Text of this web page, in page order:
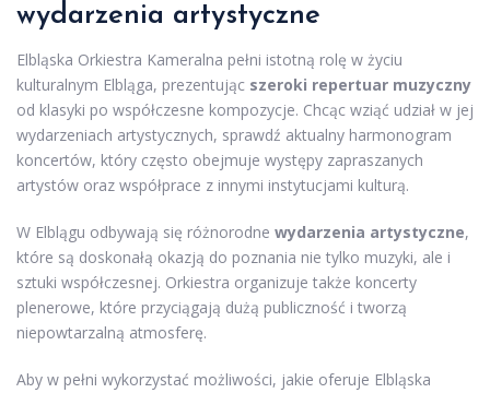
wydarzenia artystyczne
Elbląska Orkiestra Kameralna pełni istotną rolę w życiu
kulturalnym Elbląga, prezentując szeroki repertuar muzyczny
od klasyki po współczesne kompozycje. Chcąc wziąć udział w jej
wydarzeniach artystycznych, sprawdź aktualny harmonogram
koncertów, który często obejmuje występy zapraszanych
artystów oraz współprace z innymi instytucjami kulturą.
W Elblągu odbywają się różnorodne wydarzenia artystyczne,
które są doskonałą okazją do poznania nie tylko muzyki, ale i
sztuki współczesnej. Orkiestra organizuje także koncerty
plenerowe, które przyciągają dużą publiczność i tworzą
niepowtarzalną atmosferę.
Aby w pełni wykorzystać możliwości, jakie oferuje Elbląska